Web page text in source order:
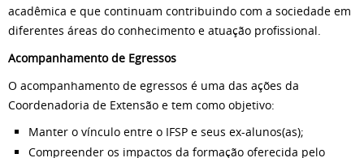
acadêmica e que continuam contribuindo com a sociedade em
diferentes áreas do conhecimento e atuação profissional.
Acompanhamento de Egressos
O acompanhamento de egressos é uma das ações da
Coordenadoria de Extensão e tem como objetivo:
Manter o vínculo entre o IFSP e seus ex-alunos(as);
Compreender os impactos da formação oferecida pelo